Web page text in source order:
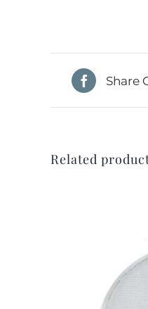
Share
Related